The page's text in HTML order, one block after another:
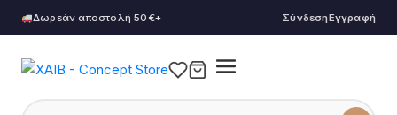
Δωρεάν αποστολή 50€+ ΣύνδεσηΕγγραφή